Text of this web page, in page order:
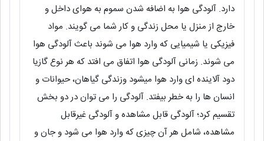
دارد. آلودگی هوا به اضافه شدن سموم به هوای داخل و
خارج از منزل یا محل زندگی و کار شما می گویند. مواد
فیزیکی یا شیمیایی که وارد هوا می شوند باعث آلودگی هوا
می شوند. زمانی آلودگی هوا اتفاق می افتد که هر نوع گازیا
دود آلاینده ای وارد هوا میشود وزندگی گیاهان، حیوانات و
انسان ها را به خطر بیفتد. آلودگی را می توان در دو بخش
تقسیم کرد؛ آلودگی قابل مشاهده و آلودگی غیرقابل
مشاهده، شامل هر آن چیزی که وارد هوا می شود و جان و